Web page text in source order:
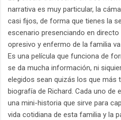
narrativa es muy particular, la
casi fijos, de forma que tienes la
escenario presenciando en
opresivo y enfermo de la familia
Es una película que funciona de
se da mucha información, ni
elegidos sean quizás los que más
biografía de Richard. Cada uno de
una mini-historia que sirve para
vida cotidiana de esta familia y la